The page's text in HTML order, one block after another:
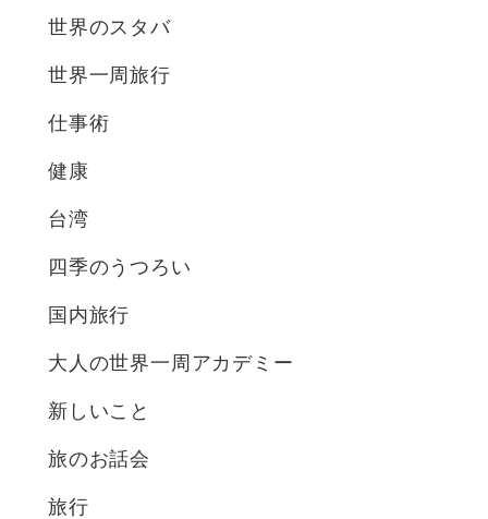
世界のスタバ
世界一周旅行
仕事術
健康
台湾
四季のうつろい
国内旅行
大人の世界一周アカデミー
新しいこと
旅のお話会
旅行